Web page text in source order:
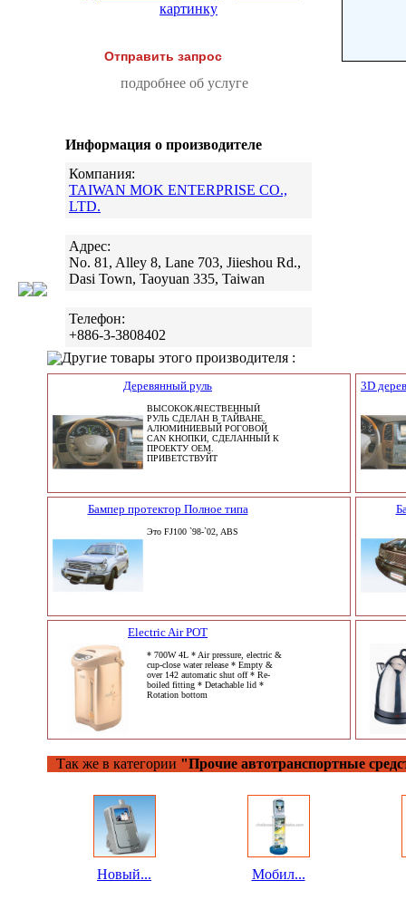
картинку
Отправить запрос
подробнее об услуге
Информация о производителе
Компания:
TAIWAN MOK ENTERPRISE CO.,
LTD.
Адрес:
No. 81, Alley 8, Lane 703, Jiieshou Rd.,
Dasi Town, Taoyuan 335, Taiwan
Телефон:
+886-3-3808402
Другие товары этого производителя :
Деревянный руль
ВЫСОКОКАЧЕСТВЕННЫЙ
РУЛЬ СДЕЛАН В ТАЙВАНЕ.
АЛЮМИНИЕВЫЙ РОГОВОЙ
CAN КНОПКИ, СДЕЛАННЫЙ К
ПРОЕКТУ OEM.
ПРИВЕТСТВУЙТ
3D
Бампер протектор Полное типа
Это FJ100 `98-`02, ABS
Electric Air POT
* 700W 4L * Air pressure, electric &
cup-close water release * Empty &
over 142 automatic shut off * Re-
boiled fitting * Detachable lid *
Rotation bottom
Так же в категории "Прочие автотранспортные
Новый... Мобил...